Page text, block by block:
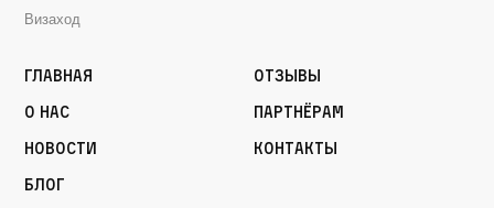
Визаход
Главная
О нас
Новости
Блог
Отзывы
Партнёрам
Контакты